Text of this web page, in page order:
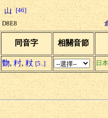
[46]
D8E8
同音字 相關音節
覅, 籿, 粀 [5..]
日